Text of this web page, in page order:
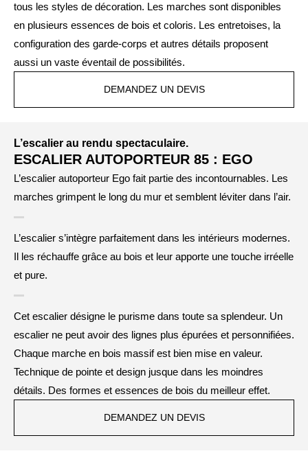
tous les styles de décoration. Les marches sont disponibles
en plusieurs essences de bois et coloris. Les entretoises, la
configuration des garde-corps et autres détails proposent
aussi un vaste éventail de possibilités.
DEMANDEZ UN DEVIS
L’escalier au rendu spectaculaire.
ESCALIER AUTOPORTEUR 85 : EGO
L’escalier autoporteur Ego fait partie des incontournables. Les
marches grimpent le long du mur et semblent léviter dans l’air.
L’escalier s’intègre parfaitement dans les intérieurs modernes.
Il les réchauffe grâce au bois et leur apporte une touche irréelle
et pure.
Cet escalier désigne le purisme dans toute sa splendeur. Un
escalier ne peut avoir des lignes plus épurées et personnifiées.
Chaque marche en bois massif est bien mise en valeur.
Technique de pointe et design jusque dans les moindres
détails. Des formes et essences de bois du meilleur effet.
DEMANDEZ UN DEVIS